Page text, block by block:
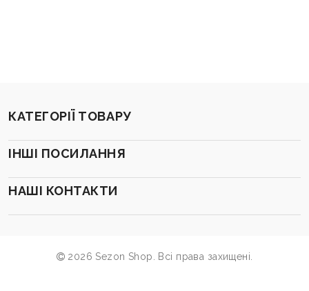
КАТЕГОРІЇ ТОВАРУ
ІНШІ ПОСИЛАННЯ
НАШІ КОНТАКТИ
2026 Sezon Shop. Всі права захищені.